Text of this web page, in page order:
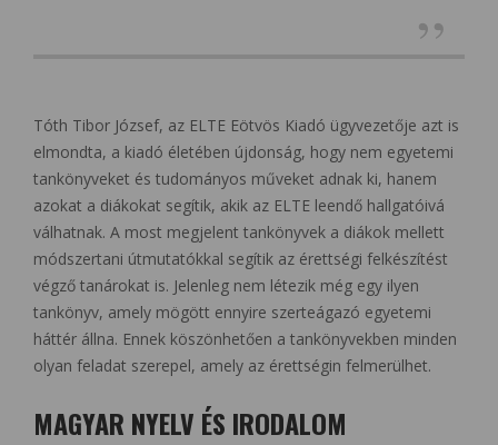
Tóth Tibor József, az ELTE Eötvös Kiadó ügyvezetője azt is
elmondta, a kiadó életében újdonság, hogy nem egyetemi
tankönyveket és tudományos műveket adnak ki, hanem
azokat a diákokat segítik, akik az ELTE leendő hallgatóivá
válhatnak. A most megjelent tankönyvek a diákok mellett
módszertani útmutatókkal segítik az érettségi felkészítést
végző tanárokat is. Jelenleg nem létezik még egy ilyen
tankönyv, amely mögött ennyire szerteágazó egyetemi
háttér állna. Ennek köszönhetően a tankönyvekben minden
olyan feladat szerepel, amely az érettségin felmerülhet.
MAGYAR NYELV ÉS IRODALOM